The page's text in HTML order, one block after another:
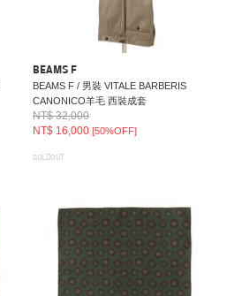
BEAMS F
BEAMS F / 男裝 VITALE BARBERIS
CANONICO羊毛 西裝成套
NT$ 32,000
NT$ 16,000[50%OFF]
SOLDOUT